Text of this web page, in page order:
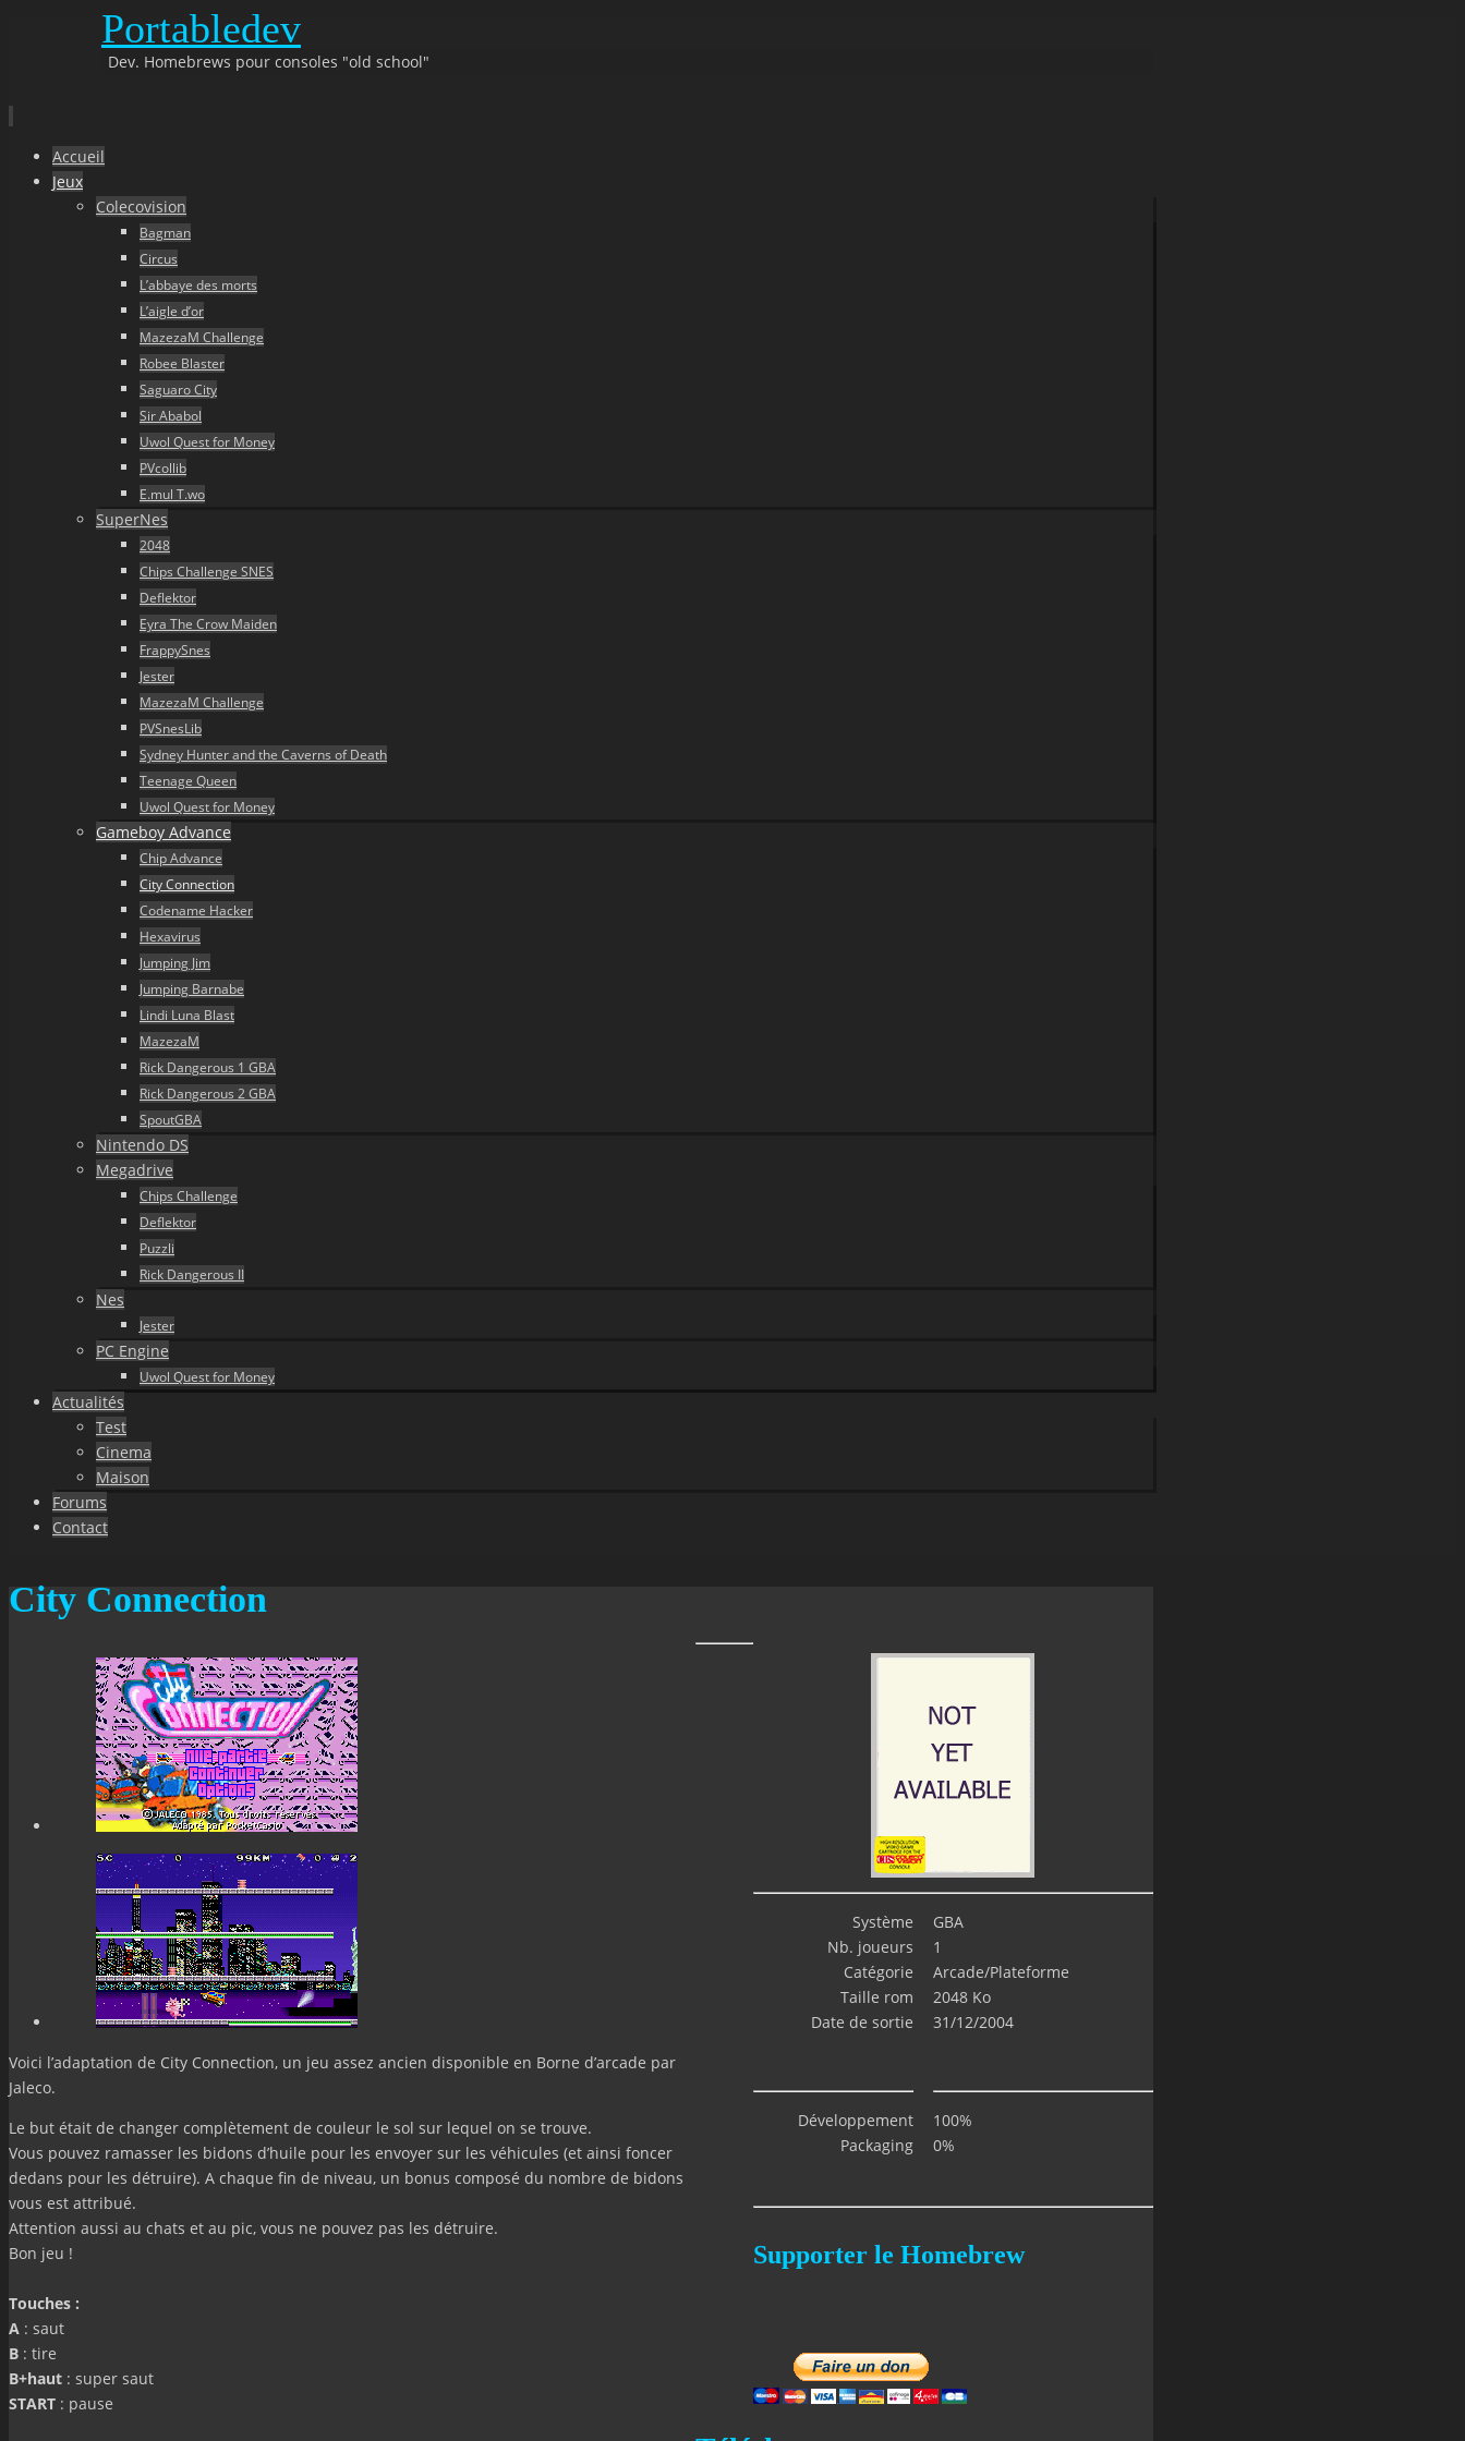
Portabledev
Dev. Homebrews pour consoles "old school"
Aller
Accueil
Jeux
Colecovision
Bagman
Circus
L’abbaye des morts
L’aigle d’or
MazezaM Challenge
Robee Blaster
Saguaro City
Sir Ababol
Uwol Quest for Money
PVcollib
E.mul T.wo
SuperNes
2048
Chips Challenge SNES
Deflektor
Eyra The Crow Maiden
FrappySnes
Jester
MazezaM Challenge
PVSnesLib
Sydney Hunter and the Caverns of Death
Teenage Queen
Uwol Quest for Money
Gameboy Advance
Chip Advance
City Connection
Codename Hacker
Hexavirus
Jumping Jim
Jumping Barnabe
Lindi Luna Blast
MazezaM
Rick Dangerous 1 GBA
Rick Dangerous 2 GBA
SpoutGBA
Nintendo DS
Megadrive
Chips Challenge
Deflektor
Puzzli
Rick Dangerous II
Nes
Jester
PC Engine
Uwol Quest for Money
Actualités
Test
Cinema
Maison
Forums
Contact
City Connection
Voici l’adaptation de City Connection, un jeu assez ancien disponible en Borne d’arcade par
Jaleco.
Le but était de changer complètement de couleur le sol sur lequel on se trouve.
Vous pouvez ramasser les bidons d’huile pour les envoyer sur les véhicules (et ainsi foncer
dedans pour les détruire). A chaque fin de niveau, un bonus composé du nombre de bidons
vous est attribué.
Attention aussi au chats et au pic, vous ne pouvez pas les détruire.
Bon jeu !
Touches :
A : saut
B : tire
B+haut : super saut
START : pause
Système
Nb. joueurs
Catégorie
Taille rom
Date de sortie
Développement
Packaging
GBA
1
Arcade/Plateforme
2048 Ko
31/12/2004
100%
0%
Supporter le Homebrew